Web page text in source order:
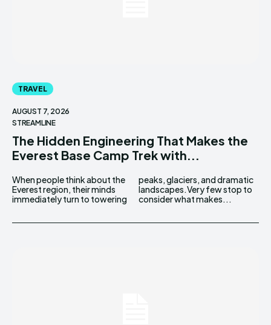
TRAVEL
AUGUST 7, 2026
STREAMLINE
The Hidden Engineering That Makes the
Everest Base Camp Trek with...
When people think about the
Everest region, their minds
immediately turn to towering
peaks, glaciers, and dramatic
landscapes.Very few stop to
consider what makes...